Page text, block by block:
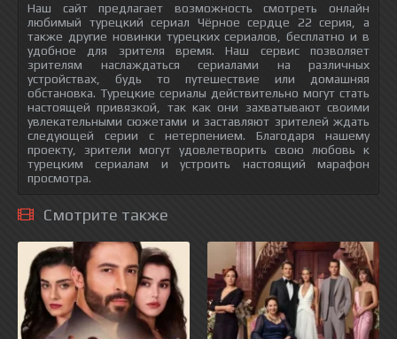
Наш сайт предлагает возможность смотреть онлайн
любимый турецкий сериал Чёрное сердце 22 серия, а
также другие новинки турецких сериалов, бесплатно и в
удобное для зрителя время. Наш сервис позволяет
зрителям наслаждаться сериалами на различных
устройствах, будь то путешествие или домашняя
обстановка. Турецкие сериалы действительно могут стать
настоящей привязкой, так как они захватывают своими
увлекательными сюжетами и заставляют зрителей ждать
следующей серии с нетерпением. Благодаря нашему
проекту, зрители могут удовлетворить свою любовь к
турецким сериалам и устроить настоящий марафон
просмотра.
Смотрите также